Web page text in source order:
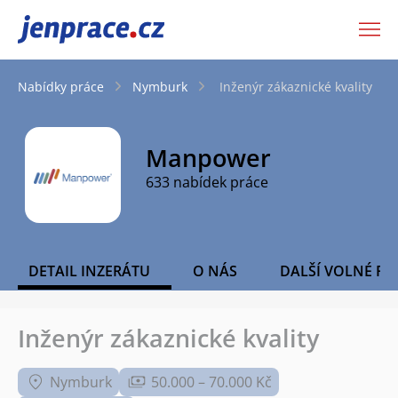
JenPráce.cz
Nabídky práce Nymburk Inženýr zákaznické kvality
Manpower
633 nabídek práce
DETAIL INZERÁTU O NÁS DALŠÍ VOLNÉ
Inženýr zákaznické kvality
Nymburk 50.000 – 70.000 Kč